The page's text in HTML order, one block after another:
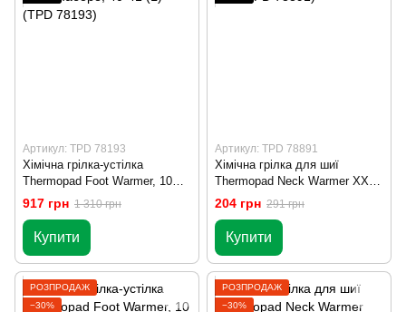
Артикул: TPD 78193
Хімічна грілка-устілка
Thermopad Foot Warmer, 10
пар в наборе, 40-41 (L) (TPD
78193)
917 грн 1 310 грн
Купити
Артикул: TPD 78891
Хімічна грілка для шиї
Thermopad Neck Warmer XXL
(TPD 78891)
204 грн 291 грн
Купити
РОЗПРОДАЖ
−30%
РОЗПРОДАЖ
−30%